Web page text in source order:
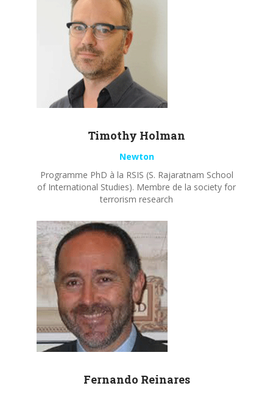
Timothy Holman
Newton
Programme PhD à la RSIS (S. Rajaratnam School
of International Studies). Membre de la society for
terrorism research
Fernando Reinares